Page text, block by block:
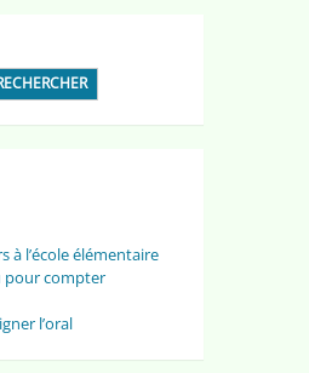
à l’école élémentaire
pour compter
l’oral